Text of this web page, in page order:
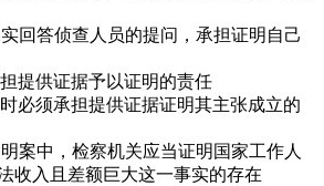
回答侦查人员的提问，承担证明自己
提供证据予以证明的责任
必须承担提供证据证明其主张成立的
案中，检察机关应当证明国家工作人
收入且差额巨大这一事实的存在